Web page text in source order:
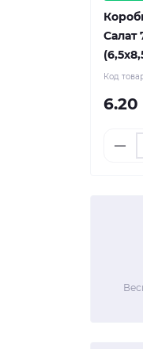
Салат
Код
6.20